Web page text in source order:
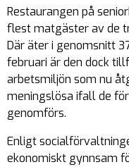
Restaurangen på
flest matgäster av de
Där äter i genomsnitt
februari är den dock
arbetsmiljön som nu
meningslösa ifall de
genomförs.
Enligt
ekonomiskt gynnsam